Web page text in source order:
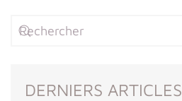
DERNIERS ARTICLES